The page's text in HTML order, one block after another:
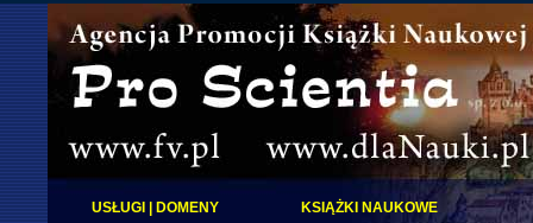
USŁUGI | DOMENY KSIĄŻKI NAUKOWE